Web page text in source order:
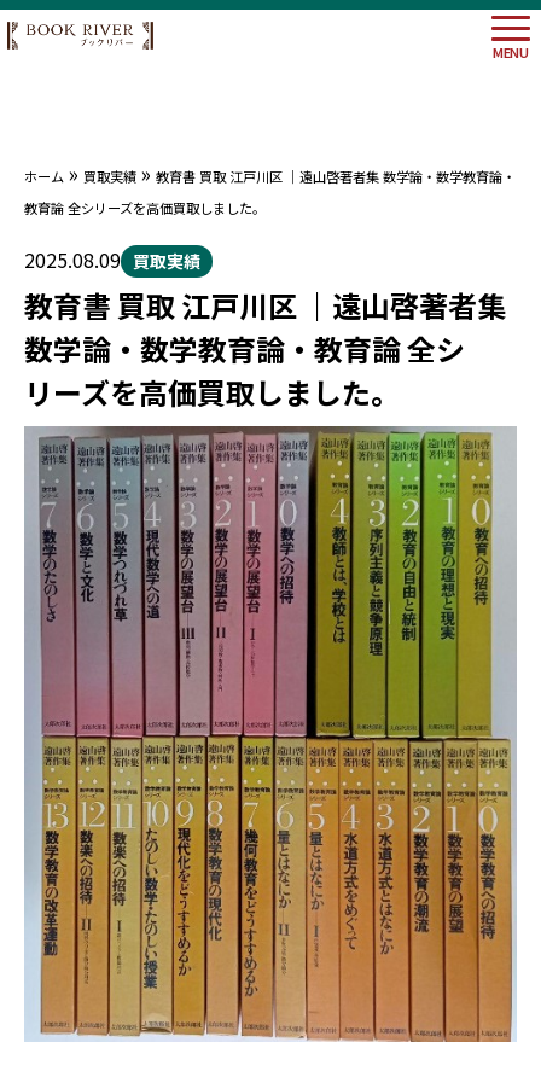
大阪府
埼玉県
神奈川
東京都
MENU
ホーム » 買取実績 » 教育書 買取 江戸川区 ｜遠山啓著者集 数学論・数学教育論・
教育論 全シリーズを高価買取しました。
2025.08.09 買取実績
教育書 買取 江戸川区 ｜遠山啓著者集
数学論・数学教育論・教育論 全シ
リーズを高価買取しました。